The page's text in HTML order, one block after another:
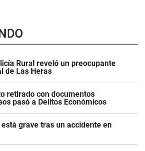
Rural reveló un preocupante
de Las Heras
retirado con documentos
pasó a Delitos Económicos
grave tras un accidente en